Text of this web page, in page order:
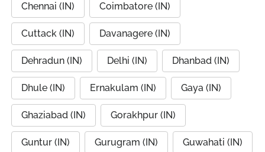
Chennai (IN) Coimbatore (IN)
Cuttack (IN) Davanagere (IN)
Dehradun (IN) Delhi (IN) Dhanbad (IN)
Dhule (IN) Ernakulam (IN) Gaya (IN)
Ghaziabad (IN) Gorakhpur (IN)
Guntur (IN) Gurugram (IN) Guwahati (IN)